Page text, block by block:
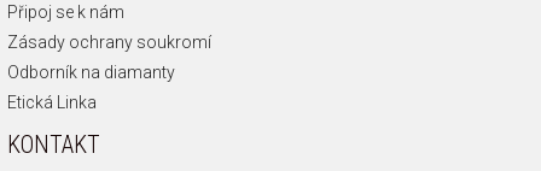
Připoj se k nám
Zásady ochrany soukromí
Odborník na diamanty
Etická Linka
KONTAKT